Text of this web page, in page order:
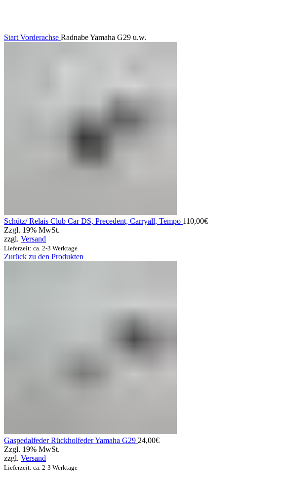
Start Vorderachse Radnabe Yamaha G29 u.w.
Schütz/ Relais Club Car DS, Precedent, Carryall, Tempo 110,00€
Zzgl. 19% MwSt.
zzgl. Versand
Lieferzeit: ca. 2-3 Werktage
Zurück zu den Produkten
Gaspedalfeder Rückholfeder Yamaha G29 24,00€
Zzgl. 19% MwSt.
zzgl. Versand
Lieferzeit: ca. 2-3 Werktage